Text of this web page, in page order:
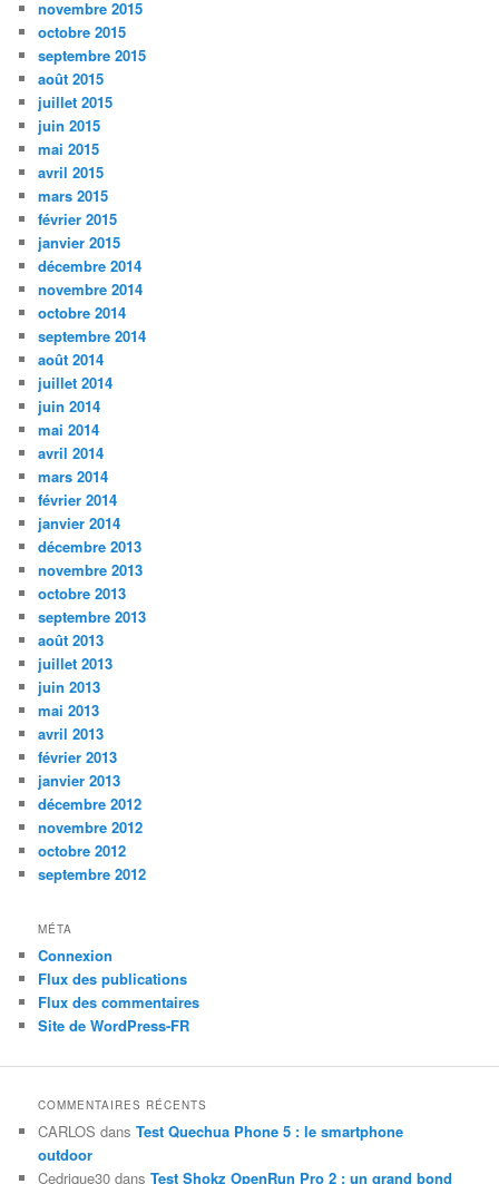
novembre 2015
octobre 2015
septembre 2015
août 2015
juillet 2015
juin 2015
mai 2015
avril 2015
mars 2015
février 2015
janvier 2015
décembre 2014
novembre 2014
octobre 2014
septembre 2014
août 2014
juillet 2014
juin 2014
mai 2014
avril 2014
mars 2014
février 2014
janvier 2014
décembre 2013
novembre 2013
octobre 2013
septembre 2013
août 2013
juillet 2013
juin 2013
mai 2013
avril 2013
février 2013
janvier 2013
décembre 2012
novembre 2012
octobre 2012
septembre 2012
MÉTA
Connexion
Flux des publications
Flux des commentaires
Site de WordPress-FR
COMMENTAIRES RÉCENTS
CARLOS dansTest Quechua Phone 5 : le smartphone
outdoor
Cedrique30 dansTest Shokz OpenRun Pro 2 : un grand bond